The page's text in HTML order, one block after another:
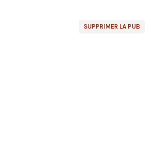
SUPPRIMER LA PUB